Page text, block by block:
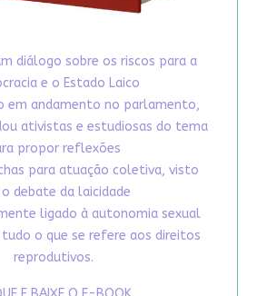
diálogo sobre os riscos para a
e o Estado Laico
em andamento no parlamento,
ativistas e estudiosas do tema
propor reflexões
para atuação coletiva, visto
o debate da laicidade
ligado à autonomia sexual
o que se refere aos direitos
reprodutivos.